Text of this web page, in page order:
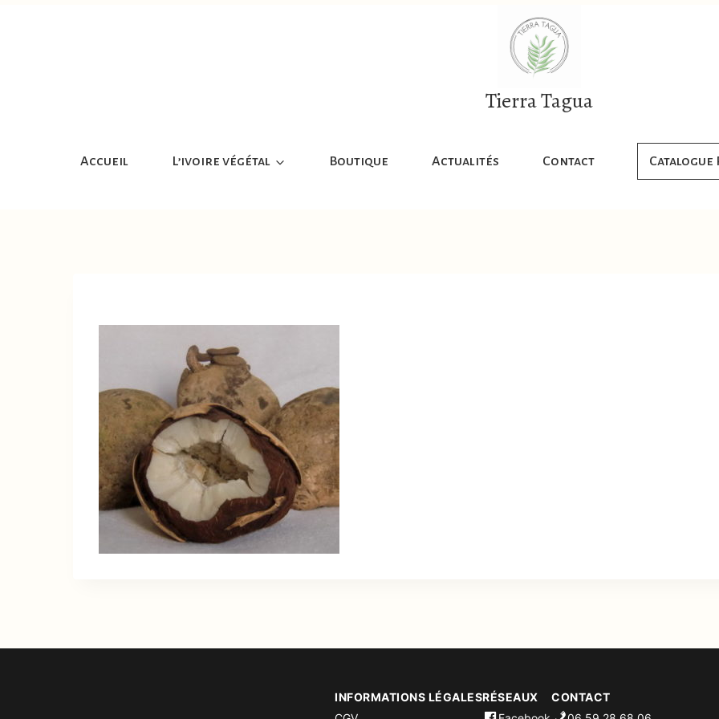
Tierra Tagua
Accueil L’ivoire végétal Boutique Actualités Contact Catalogue
INFORMATIONS LÉGALESRÉSEAUX
CONTACT